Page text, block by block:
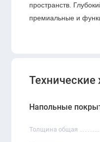
пространств.
премиальные и
Напольные
Толщина общая